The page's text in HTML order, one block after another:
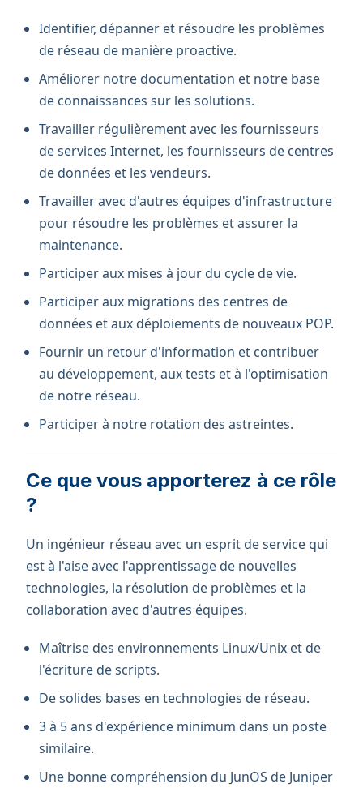
Identifier, dépanner et résoudre les problèmes
de réseau de manière proactive.
Améliorer notre documentation et notre base
de connaissances sur les solutions.
Travailler régulièrement avec les fournisseurs
de services Internet, les fournisseurs de centres
de données et les vendeurs.
Travailler avec d'autres équipes d'infrastructure
pour résoudre les problèmes et assurer la
maintenance.
Participer aux mises à jour du cycle de vie.
Participer aux migrations des centres de
données et aux déploiements de nouveaux POP.
Fournir un retour d'information et contribuer
au développement, aux tests et à l'optimisation
de notre réseau.
Participer à notre rotation des astreintes.
Ce que vous apporterez à ce rôle
?
Un ingénieur réseau avec un esprit de service qui
est à l'aise avec l'apprentissage de nouvelles
technologies, la résolution de problèmes et la
collaboration avec d'autres équipes.
Maîtrise des environnements Linux/Unix et de
l'écriture de scripts.
De solides bases en technologies de réseau.
3 à 5 ans d'expérience minimum dans un poste
similaire.
Une bonne compréhension du JunOS de Juniper